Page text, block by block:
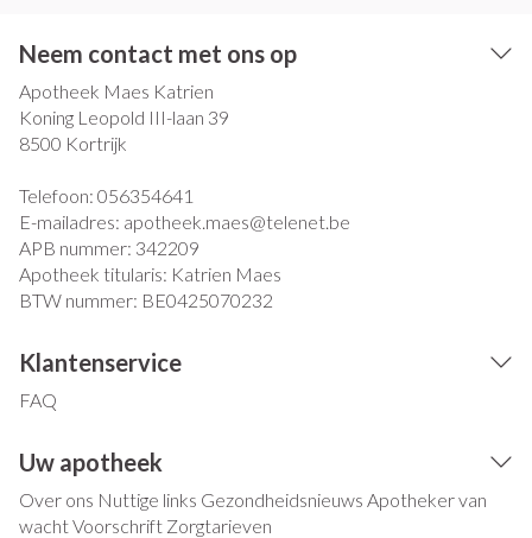
Neem contact met ons op
Apotheek Maes Katrien
Koning Leopold III-laan 39
8500 Kortrijk
Telefoon: 056354641
E-mailadres: apotheek.maes@telenet.be
APB nummer: 342209
Apotheek titularis: Katrien Maes
BTW nummer: BE0425070232
Klantenservice
FAQ
Uw apotheek
Over ons Nuttige links Gezondheidsnieuws Apotheker van
wachtVoorschrift Zorgtarieven